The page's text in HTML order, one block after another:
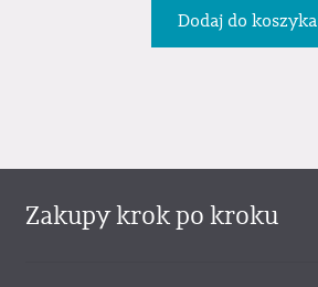
Dodaj do koszyka
Zakupy krok po kroku